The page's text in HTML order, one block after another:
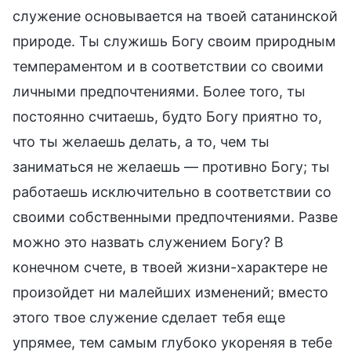
служение основывается на твоей сатанинской
природе. Ты служишь Богу своим природным
темпераментом и в соответствии со своими
личными предпочтениями. Более того, ты
постоянно считаешь, будто Богу приятно то,
что ты желаешь делать, а то, чем ты
заниматься не желаешь — противно Богу; ты
работаешь исключительно в соответствии со
своими собственными предпочтениями. Разве
можно это назвать служением Богу? В
конечном счете, в твоей жизни-характере не
произойдет ни малейших изменений; вместо
этого твое служение сделает тебя еще
упрямее, тем самым глубоко укореняя в тебе